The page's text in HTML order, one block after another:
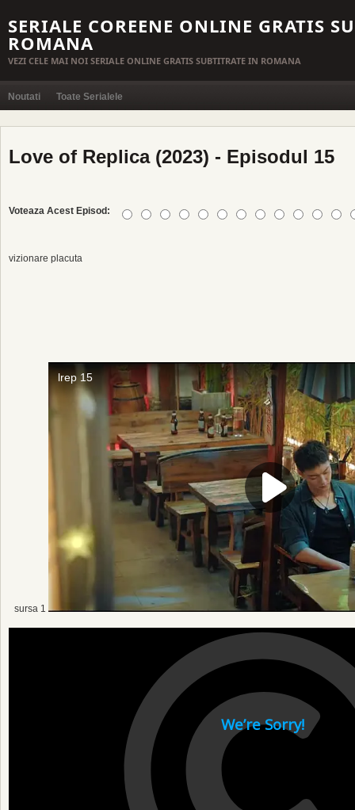
SERIALE COREENE ONLINE GRATIS
ROMANA
VEZI CELE MAI NOI SERIALE ONLINE GRATIS SUBTITRATE IN ROMANA
Noutati Toate Serialele
Love of Replica (2023) - Episodul 15
Voteaza Acest Episod:
vizionare placuta
sursa 1